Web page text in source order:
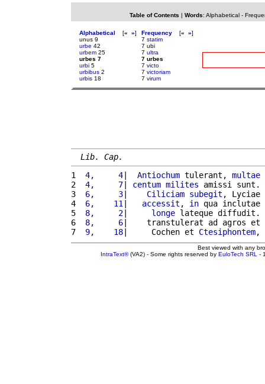
Table of Contents | Words: Alphabetical-
Alphabetical [« »]
unus 9
urbe 42
urbem 25
urbes 7
urbi 5
urbibus 2
urbis 18
Frequency [« »]
7 statim
7 ubi
7 ultra
7 urbes
7 victo
7 victoriam
7 virum
Lib. Cap.
1
4,     4| Antiochum tulerant, multae
2
4,     7| centum milites amissi sunt.
3
6,     3| Ciliciam subegit , Lyciae
4
6,    11 | accessit , in qua inclutae
5
8,     2| longe lateque diffudit.
6
8,     6|    transtulerat ad agros et
7
9,    18|     Cochen et Ctesiphontem,
Best viewed with any
IntraText®(VA2) - Some rights reserved by EuloTech SRL -